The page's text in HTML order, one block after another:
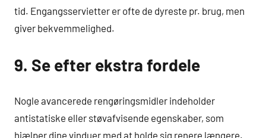
tid. Engangsservietter er ofte de dyreste pr. brug, men
giver bekvemmelighed.
9. Se efter ekstra fordele
Nogle avancerede rengøringsmidler indeholder
antistatiske eller støvafvisende egenskaber, som
hjælper dine vinduer med at holde sig renere længere.